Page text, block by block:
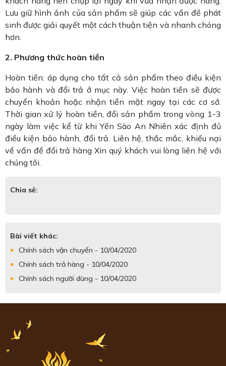
Lưu giữ hình ảnh của sản phẩm sẽ giúp các vấn đề phát
sinh được giải quyết một cách thuận tiện và nhanh chóng
hơn.
2. Phương thức hoàn tiền
Hoàn tiền: áp dụng cho tất cả sản phẩm theo điều kiện
bảo hành và đổi trả ở mục này. Việc hoàn tiền sẽ được
chuyển khoản hoặc nhận tiền mặt ngay tại các cơ sở.
Thời gian xử lý hoàn tiền, đổi sản phẩm trong vòng 1-3
ngày làm việc kể từ khi Yến Sào An Nhiên xác định đủ
điều kiện bảo hành, đổi trả. Liên hệ, thắc mắc, khiếu nại
về vấn đề đổi trả hàng Xin quý khách vui lòng liên hệ với
chúng tôi.
Chia sẻ:
Bài viết khác:
Chính sách vận chuyển - 10/04/2020
Chính sách trả hàng - 10/04/2020
Chính sách người dùng - 10/04/2020